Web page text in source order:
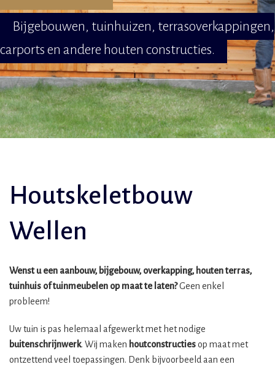
Bijgebouwen, tuinhuizen, terrasoverkappingen,
carports en andere houten constructies.
Houtskeletbouw
Wellen
Wenst u een aanbouw, bijgebouw, overkapping, houten terras,
tuinhuis of tuinmeubelen op maat te laten?Geen enkel
probleem!
Uw tuin is pas helemaal afgewerkt met het nodige
buitenschrijnwerk. Wij maken houtconstructiesop maat met
ontzettend veel toepassingen. Denk bijvoorbeeld aan een